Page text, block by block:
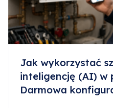
Jak wykorzystać
inteligencję (AI) w
Darmowa